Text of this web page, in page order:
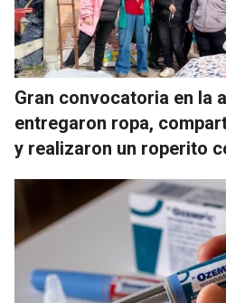
Gran convocatoria en la
entregaron ropa,
y realizaron un roperito